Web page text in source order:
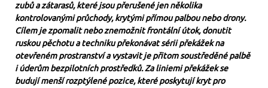
zubů a zátarasů, které jsou přerušené jen několika
kontrolovanými průchody, krytými přímou palbou nebo drony.
Cílem je zpomalit nebo znemožnit frontální útok, donutit
ruskou pěchotu a techniku překonávat sérii překážek na
otevřeném prostranství a vystavit je přitom soustředěné palbě
i úderům bezpilotních prostředků. Za liniemi překážek se
budují menší rozptýlené pozice, které poskytují kryt pro